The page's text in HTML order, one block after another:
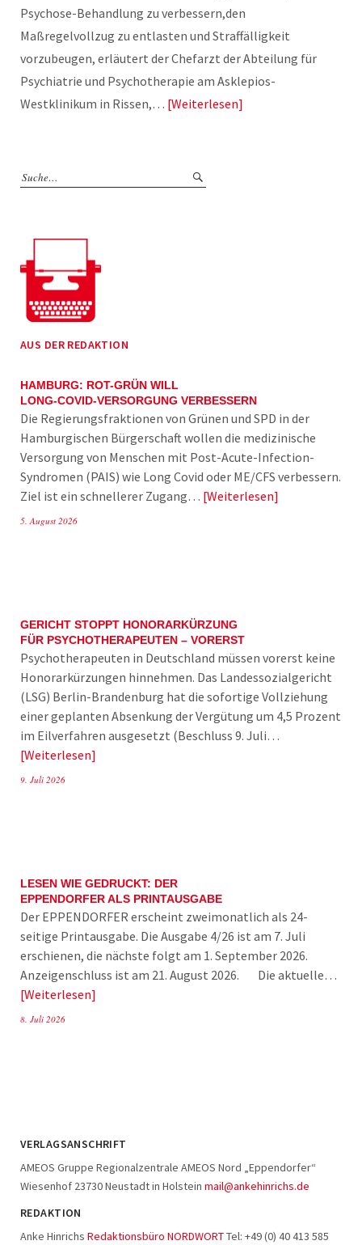
Psychose-Behandlung zu verbessern,den
Maßregelvollzug zu entlasten und Straffälligkeit
vorzubeugen, erläutert der Chefarzt der Abteilung für
Psychiatrie und Psychotherapie am Asklepios-
Westklinikum in Rissen,… Weiterlesen
AUS DER REDAKTION
HAMBURG: ROT-GRÜN WILL
LONG-COVID-VERSORGUNG VERBESSERN
Die Regierungsfraktionen von Grünen und SPD in der
Hamburgischen Bürgerschaft wollen die medizinische
Versorgung von Menschen mit Post-Acute-Infection-
Syndromen (PAIS) wie Long Covid oder ME/CFS verbessern.
Ziel ist ein schnellerer Zugang… Weiterlesen
5. August 2026
GERICHT STOPPT HONORARKÜRZUNG
FÜR PSYCHOTHERAPEUTEN – VORERST
Psychotherapeuten in Deutschland müssen vorerst keine
Honorarkürzungen hinnehmen. Das Landessozialgericht
(LSG) Berlin-Brandenburg hat die sofortige Vollziehung
einer geplanten Absenkung der Vergütung um 4,5 Prozent
im Eilverfahren ausgesetzt (Beschluss 9. Juli…
Weiterlesen
9. Juli 2026
LESEN WIE GEDRUCKT: DER
EPPENDORFER ALS PRINTAUSGABE
Der EPPENDORFER erscheint zweimonatlich als 24-
seitige Printausgabe. Die Ausgabe 4/26 ist am 7. Juli
erschienen, die nächste folgt am 1. September 2026.
Anzeigenschluss ist am 21. August 2026. Die aktuelle…
Weiterlesen
8. Juli 2026
VERLAGSANSCHRIFT
AMEOS Gruppe Regionalzentrale AMEOS Nord „Eppendorfer“
Wiesenhof 23730 Neustadt in Holstein mail@ankehinrichs.de
REDAKTION
Anke Hinrichs Redaktionsbüro NORDWORTTel: +49 (0) 40 413 585